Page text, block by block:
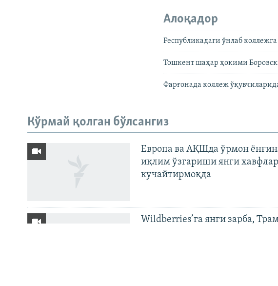
ИЖТИМОИЙ ТАРМОҚЛАР
Алоқадор
Республикадаги ўнлаб
Тошкент шаҳар ҳокими
Фарғонада коллеж
Кўрмай қолган бўлсангиз
Европа ва АҚШда ўрмон
иқлим ўзгариши янги
кучайтирмоқда
Wildberries’га янги зарба,